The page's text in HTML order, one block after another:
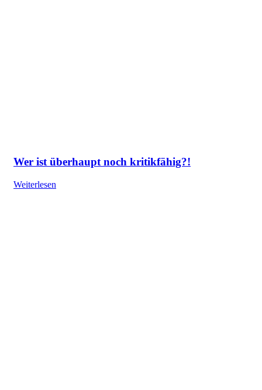
Wer ist überhaupt noch kritikfähig?!
Weiterlesen